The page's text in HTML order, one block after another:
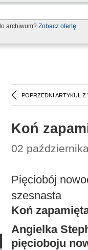
archiwum? Zobacz ofertę
POPRZEDNI ARTYKUŁ Z
Koń
02
Pięciobój
szesnasta
Koń
Angielka
pięcioboju